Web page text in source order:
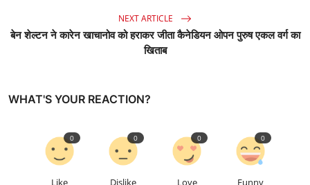
NEXT ARTICLE
बेन शेल्टन ने कारेन खाचानोव को हराकर जीता कैनेडियन ओपन पुरुष एकल वर्ग का
खिताब
WHAT'S YOUR REACTION?
0 0 0 0